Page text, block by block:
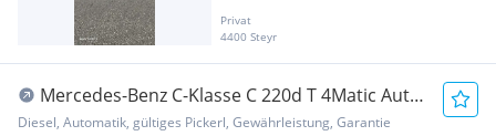
Privat
4400 Steyr
Mercedes-Benz C-Klasse C 220d T 4Matic Aut.
AMG-Line
Diesel, Automatik, gültiges Pickerl, Gewährleistung, Garantie